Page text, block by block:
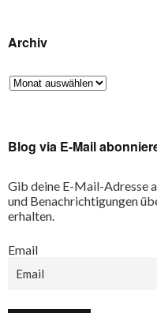
Archiv
Blog via E-Mail
Gib deine E-Mail-Adresse
und Benachrichtigungen
erhalten.
Email